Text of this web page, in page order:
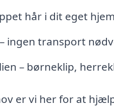
hår i dit eget
ingen transport
– børneklip,
er vi her for at